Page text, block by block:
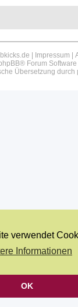
verwendet
Informationen
OK
| Impressum
® Forum
Übersetzung durch